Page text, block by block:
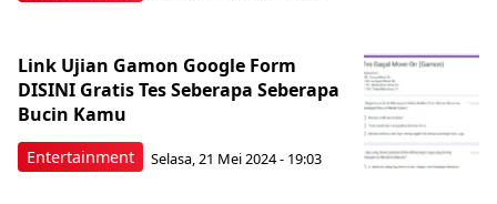
Entertainment
Link Ujian Gamon Google Form
DISINI Gratis Tes Seberapa Seberapa
Bucin Kamu
Selasa, 21 Mei 2024 - 19:03